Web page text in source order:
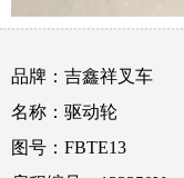
品牌：吉鑫祥叉车
名称：驱动轮
图号：FBTE13